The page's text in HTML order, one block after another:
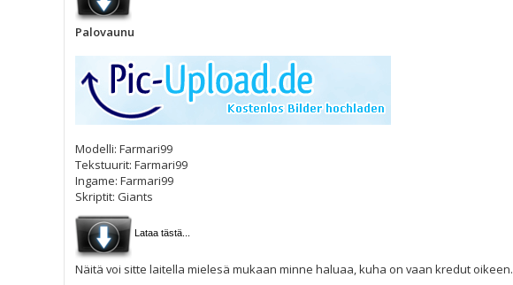
Palovaunu
Modelli: Farmari99
Tekstuurit: Farmari99
Ingame: Farmari99
Skriptit: Giants
Lataa tästä...
Näitä voi sitte laitella mielesä mukaan minne haluaa, kuha on vaan kredut oikeen.